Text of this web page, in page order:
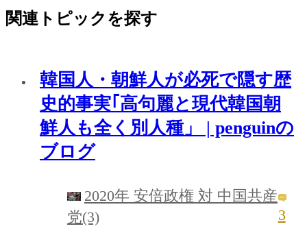
関連トピックを探す
韓国人・朝鮮人が必死で隠す歴
史的事実｢高句麗と現代韓国朝
鮮人も全く別人種」 | penguinの
ブログ
2020年 安倍政権 対 中国共産
党(3)
3